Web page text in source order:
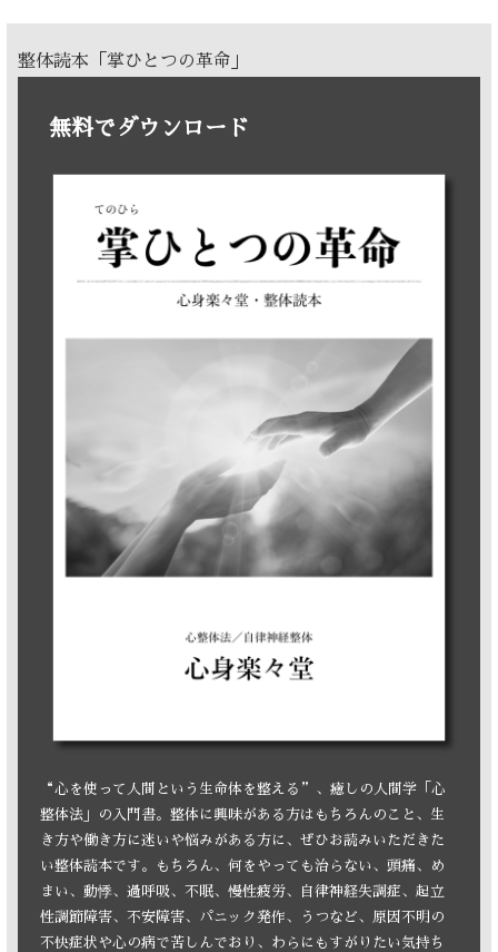
整体読本「掌ひとつの革命」
無料でダウンロード
“心を使って人間という生命体を整える”、癒しの人間学「心
整体法」の入門書。整体に興味がある方はもちろんのこと、生
き方や働き方に迷いや悩みがある方に、ぜひお読みいただきた
い整体読本です。もちろん、何をやっても治らない、頭痛、め
まい、動悸、過呼吸、不眠、慢性疲労、自律神経失調症、起立
性調節障害、不安障害、パニック発作、うつなど、原因不明の
不快症状や心の病で苦しんでおり、わらにもすがりたい気持ち